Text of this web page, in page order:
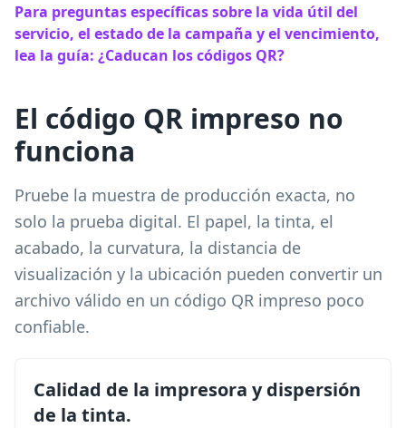
Para preguntas específicas sobre la vida útil del
servicio, el estado de la campaña y el vencimiento,
lea la guía: ¿Caducan los códigos QR?
El código QR impreso no
funciona
Pruebe la muestra de producción exacta, no
solo la prueba digital. El papel, la tinta, el
acabado, la curvatura, la distancia de
visualización y la ubicación pueden convertir un
archivo válido en un código QR impreso poco
confiable.
Calidad de la impresora y dispersión
de la tinta.